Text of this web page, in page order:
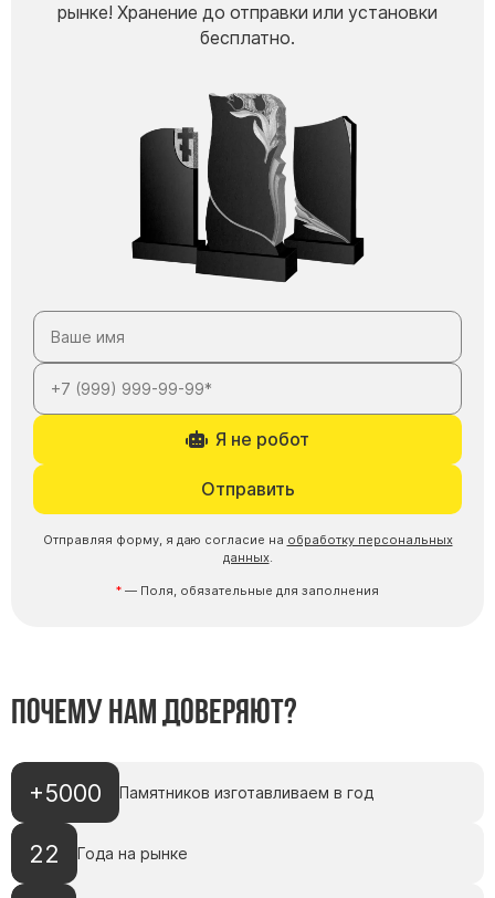
рынке! Хранение до отправки или установки
бесплатно.
Я не робот
Отправить
Отправляя форму, я даю согласие на обработку персональных
данных.
— Поля, обязательные для заполнения
Почему нам доверяют?
+5000 Памятников изготавливаем в год
22 Года на рынке